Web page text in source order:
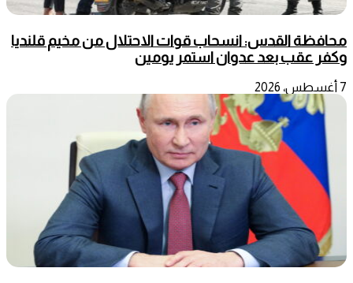
محافظة القدس: انسحاب قوات الاحتلال من مخيم قلنديا
وكفر عقب بعد عدوان استمر يومين
7 أغسطس، 2026